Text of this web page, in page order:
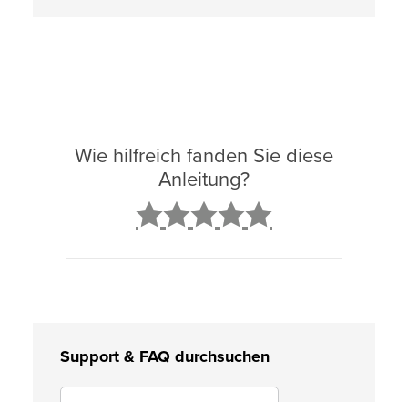
Wie hilfreich fanden Sie diese
Anleitung?
Support & FAQ durchsuchen